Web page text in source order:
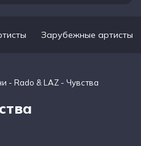
Зарубежные артисты
- Rado & LAZ - Чувства